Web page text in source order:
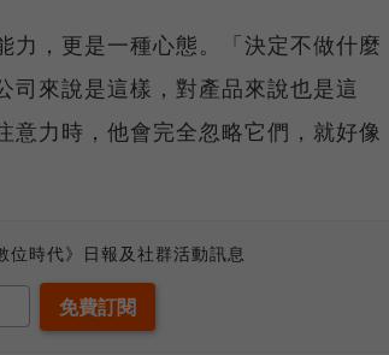
力，更是一種心態。「決定不做什麼
司來說是這樣，對產品來說也是這
意力時，他會完全忽略它們，就好像
時代》日報及社群活動訊息